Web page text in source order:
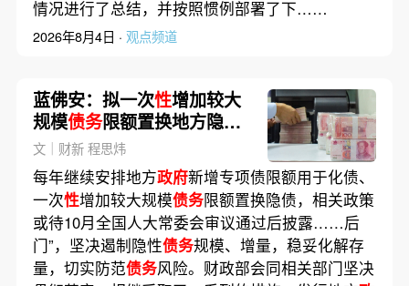
情况进行了总结，并按照惯例部署了下……
2026年8月4日 · 观点频道
蓝佛安：拟一次性增加较大
规模债务限额置换地方隐性
债务为近年力度最大化债政
策
文｜财新 程思炜
每年继续安排地方政府新增专项债限额用于化债、
一次性增加较大规模债务限额置换隐债，相关政策
或待10月全国人大常委会审议通过后披露……后
门”，坚决遏制隐性债务规模、增量，稳妥化解存
量，切实防范债务风险。财政部会同相关部门坚决